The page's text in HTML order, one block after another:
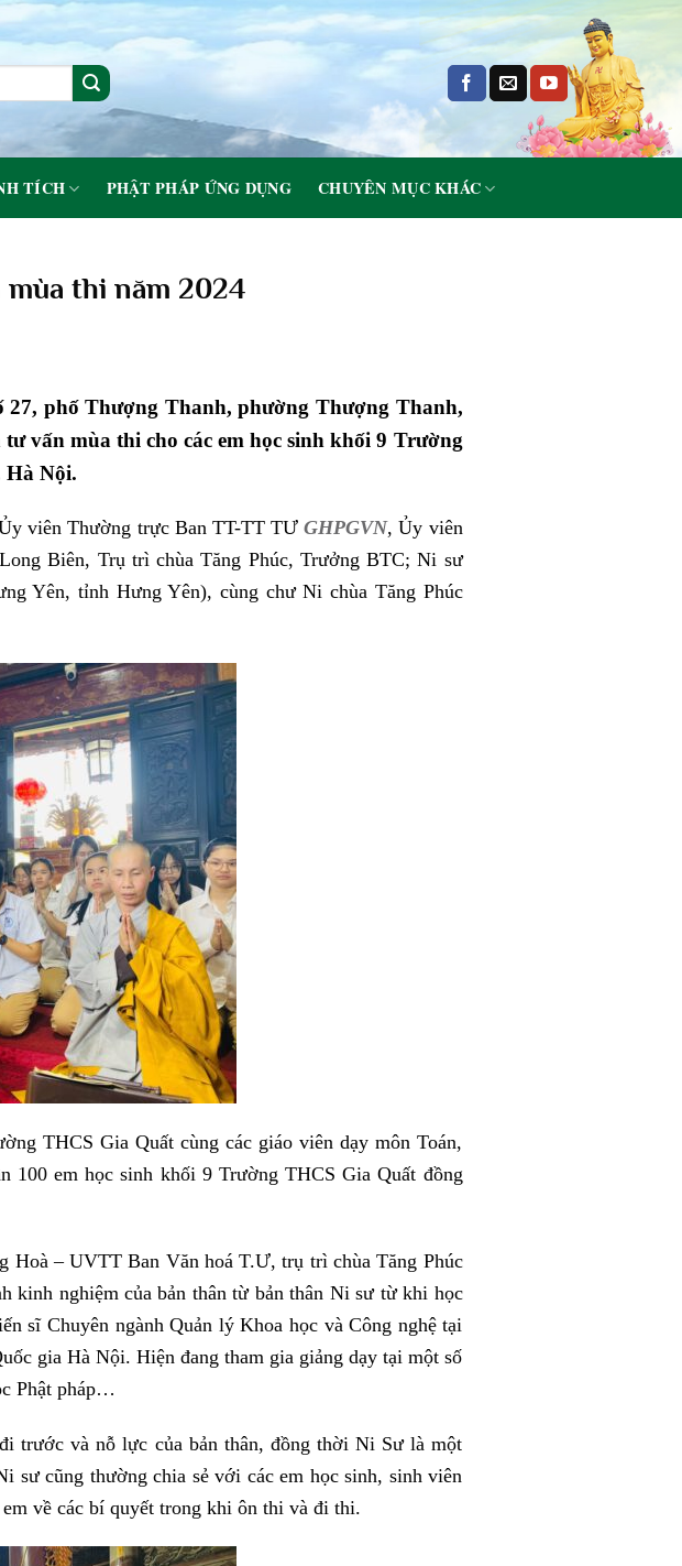
TÍCH PHẬT PHÁP ỨNG DỤNG CHUYÊN MỤC KHÁC
mùa thi năm 2024
27, phố Thượng Thanh, phường Thượng Thanh,
vấn mùa thi cho các em học sinh khối 9 Trường
Hà Nội.
viên Thường trực Ban TT-TT TƯGHPGVN, Ủy viên
Biên, Trụ trì chùa Tăng Phúc, Trưởng BTC; Ni sư
Yên, tỉnh Hưng Yên), cùng chư Ni chùa Tăng Phúc
THCS Gia Quất cùng các giáo viên dạy môn Toán,
100 em học sinh khối 9 Trường THCS Gia Quất đồng
Hoà – UVTT Ban Văn hoá T.Ư, trụ trì chùa Tăng Phúc
kinh nghiệm của bản thân từ bản thân Ni sư từ khi học
sĩ Chuyên ngành Quản lý Khoa học và Công nghệ tại
gia Hà Nội. Hiện đang tham gia giảng dạy tại một số
Phật pháp…
trước và nỗ lực của bản thân, đồng thời Ni Sư là một
sư cũng thường chia sẻ với các em học sinh, sinh viên
về các bí quyết trong khi ôn thi và đi thi.